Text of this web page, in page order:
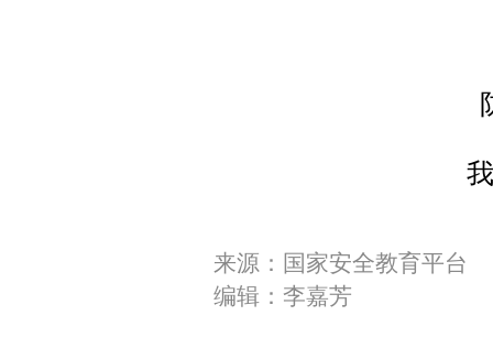
来源：国家安全教育平台
编辑：李嘉芳